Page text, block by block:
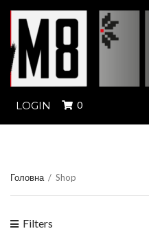
LOGIN 0
Головна / Shop
Filters